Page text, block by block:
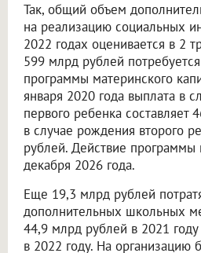
Так, общий объем
на реализацию социальных
2022 годах оценивается в 2
599 млрд рублей
программы материнского
января 2020 года выплата в
первого ребенка составляет
в случае рождения второго
рублей. Действие
декабря 2026 года.
Еще 19,3 млрд рублей
дополнительных школьных
44,9 млрд рублей в 2021
в 2022 году. На организацию